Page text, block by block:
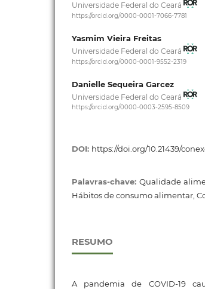
Universidade Federal do Ceará
https://orcid.org/0000-0001-7066-7781
Yasmim Vieira Freitas
Universidade Federal do Ceará
https://orcid.org/0000-0001-9552-2319
Danielle Sequeira Garcez
Universidade Federal do Ceará
https://orcid.org/0000-0003-2595-8509
DOI: https://doi.org/10.21439/
Palavras-chave: Qualidade
Hábitos de consumo alimentar,
RESUMO
A pandemia de COVID-19